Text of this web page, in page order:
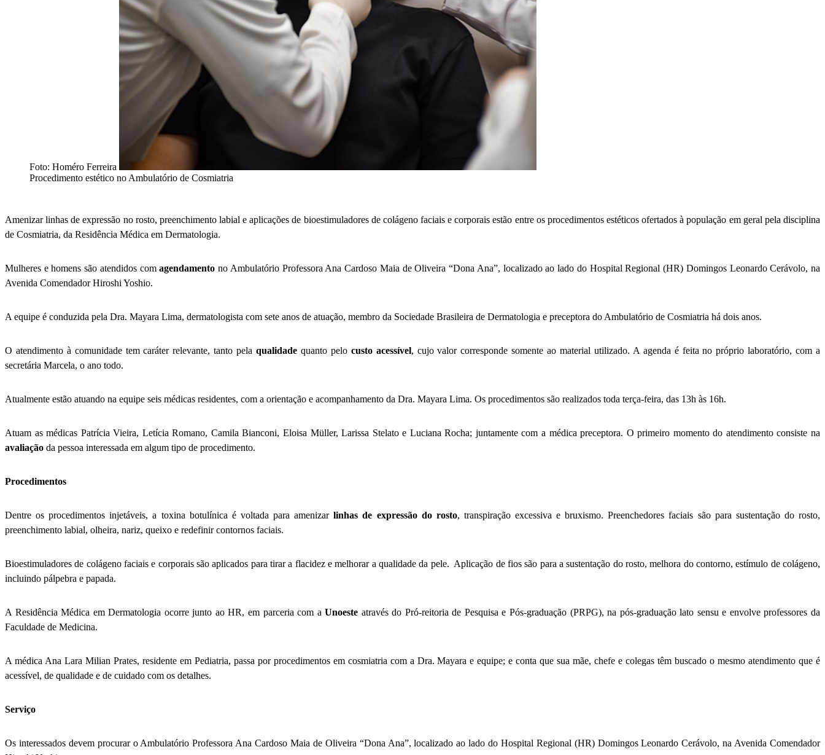
Foto: Homéro Ferreira
Procedimento estético no Ambulatório de Cosmiatria
Amenizar linhas de expressão no rosto, preenchimento labial e aplicações de bioestimuladores de colágeno faciais e corporais estão entre os procedimentos estéticos ofertados à população em geral pela disciplina
de Cosmiatria, da Residência Médica em Dermatologia.
Mulheres e homens são atendidos comagendamento no Ambulatório Professora Ana Cardoso Maia de Oliveira “Dona Ana”, localizado ao lado do Hospital Regional (HR) Domingos Leonardo Cerávolo, na
Avenida Comendador Hiroshi Yoshio.
A equipe é conduzida pela Dra. Mayara Lima, dermatologista com sete anos de atuação, membro da Sociedade Brasileira de Dermatologia e preceptora do Ambulatório de Cosmiatria há dois anos.
O atendimento à comunidade tem caráter relevante, tanto pelaqualidade quanto pelo custo acessível, cujo valor corresponde somente ao material utilizado. A agenda é feita no próprio laboratório, com a
secretária Marcela, o ano todo.
Atualmente estão atuando na equipe seis médicas residentes, com a orientação e acompanhamento da Dra. Mayara Lima. Os procedimentos são realizados toda terça-feira, das 13h às 16h.
Atuam as médicas Patrícia Vieira, Letícia Romano, Camila Bianconi, Eloisa Müller, Larissa Stelato e Luciana Rocha; juntamente com a médica preceptora. O primeiro momento do atendimento consiste na
avaliação da pessoa interessada em algum tipo de procedimento.
Procedimentos
Dentre os procedimentos injetáveis, a toxina botulínica é voltada para amenizarlinhas de expressão do rosto, transpiração excessiva e bruxismo. Preenchedores faciais são para sustentação do rosto,
preenchimento labial, olheira, nariz, queixo e redefinir contornos faciais.
Bioestimuladores de colágeno faciais e corporais são aplicados para tirar a flacidez e melhorar a qualidade da pele. Aplicação de fios são para a sustentação do rosto, melhora do contorno, estímulo de colágeno,
incluindo pálpebra e papada.
A Residência Médica em Dermatologia ocorre junto ao HR, em parceria com aUnoeste através do Pró-reitoria de Pesquisa e Pós-graduação (PRPG), na pós-graduação lato sensu e envolve professores da
Faculdade de Medicina.
A médica Ana Lara Milian Prates, residente em Pediatria, passa por procedimentos em cosmiatria com a Dra. Mayara e equipe; e conta que sua mãe, chefe e colegas têm buscado o mesmo atendimento que é
acessível, de qualidade e de cuidado com os detalhes.
Serviço
Os interessados devem procurar o Ambulatório Professora Ana Cardoso Maia de Oliveira “Dona Ana”, localizado ao lado do Hospital Regional (HR) Domingos Leonardo Cerávolo, na Avenida Comendador